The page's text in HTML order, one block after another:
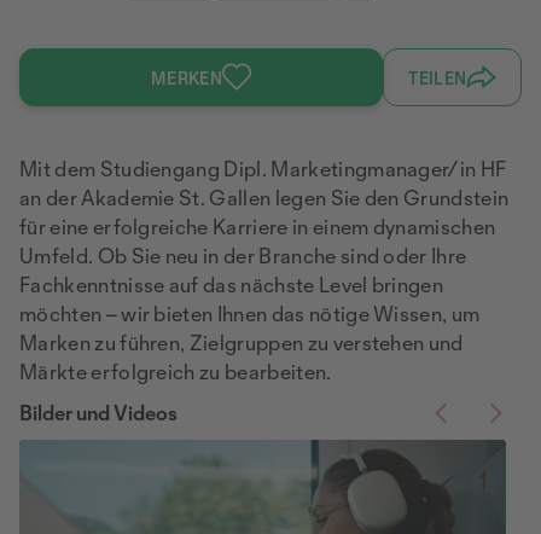
MERKEN TEILEN
Mit dem Studiengang Dipl. Marketingmanager/in HF
an der Akademie St. Gallen legen Sie den Grundstein
für eine erfolgreiche Karriere in einem dynamischen
Umfeld. Ob Sie neu in der Branche sind oder Ihre
Fachkenntnisse auf das nächste Level bringen
möchten – wir bieten Ihnen das nötige Wissen, um
Marken zu führen, Zielgruppen zu verstehen und
Märkte erfolgreich zu bearbeiten.
Bilder und Videos